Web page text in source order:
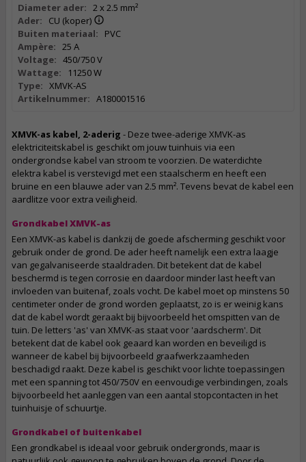
Diameter ader: 2 x 2.5 mm²
Ader:
CU (koper)
Buiten materiaal:
PVC
Ampère: 25 A
Voltage: 450/750 V
Wattage:
11250 W
Type: XMVK-AS
Artikelnummer: A180001516
XMVK-as kabel, 2-aderig - Deze twee-aderige XMVK-as
elektriciteitskabel is geschikt om jouw tuinhuis via een
ondergrondse kabel van stroom te voorzien. De waterdichte
elektra kabel is verstevigd met een staalscherm en heeft een
bruine en een blauwe ader van 2.5 mm². Tevens bevat de kabel een
aardlitze voor extra veiligheid.
Grondkabel XMVK-as
Een XMVK-as kabel is dankzij de goede afscherming geschikt voor
gebruik onder de grond. De ader heeft namelijk een extra laagje
van gegalvaniseerde staaldraden. Dit betekent dat de kabel
beschermd is tegen corrosie en daardoor minder last heeft van
invloeden van buitenaf, zoals vocht. De kabel moet op minstens 50
centimeter onder de grond worden geplaatst, zo is er weinig kans
dat de kabel wordt geraakt bij bijvoorbeeld het omspitten van de
tuin. De letters 'as' van XMVK-as staat voor 'aardscherm'. Dit
betekent dat de kabel ook geaard kan worden en beveiligd is
wanneer de kabel bij bijvoorbeeld graafwerkzaamheden
beschadigd raakt. Deze kabel is geschikt voor lichte toepassingen
met een spanning tot 450/750V en eenvoudige verbindingen, zoals
bijvoorbeeld het aanleggen van een aantal stopcontacten in het
tuinhuisje of schuurtje.
Grondkabel of buitenkabel
Een grondkabel is ideaal voor gebruik ondergronds, maar is